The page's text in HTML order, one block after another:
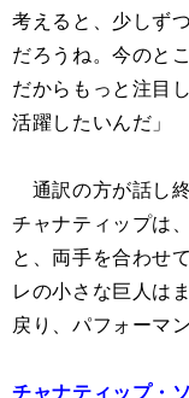
考えると、少しず
だろうね。今のと
だからもっと注目
活躍したいんだ」
通訳の方が話し
チャナティップは
と、両手を合わせ
レの小さな巨人は
戻り、パフォーマ
チャナティップ・